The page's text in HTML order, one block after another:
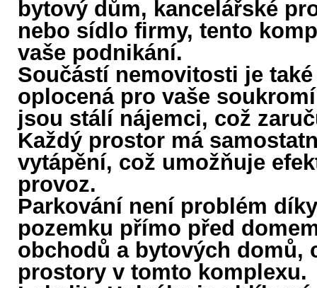
bytový dům, kancelářské
nebo sídlo firmy, tento
vaše podnikání.
Součástí nemovitosti je
oplocená pro vaše
jsou stálí nájemci, což
Každý prostor má
vytápění, což umožňuje
provoz.
Parkování není problém
pozemku přímo před
obchodů a bytových domů,
prostory v tomto komplexu.